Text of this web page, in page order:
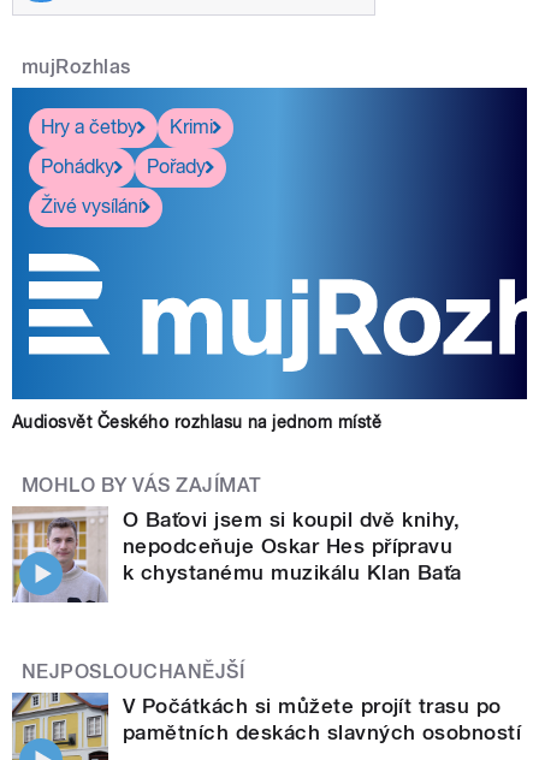
mujRozhlas
Hry a četby
Krimi
Pohádky
Pořady
Živé vysílání
Audiosvět Českého rozhlasu na jednom místě
MOHLO BY VÁS ZAJÍMAT
O Baťovi jsem si koupil dvě knihy,
nepodceňuje Oskar Hes přípravu
k chystanému muzikálu Klan Baťa
NEJPOSLOUCHANĚJŠÍ
V Počátkách si můžete projít trasu po
pamětních deskách slavných osobností